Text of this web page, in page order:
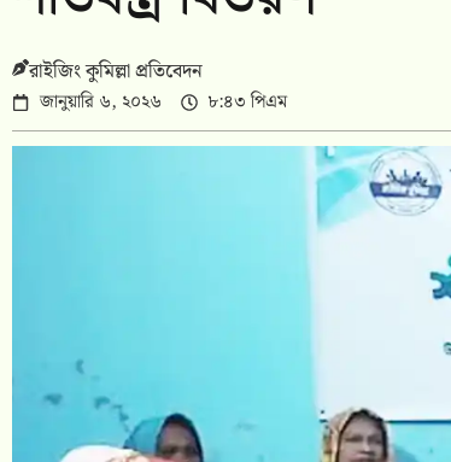
রাইজিং কুমিল্লা প্রতিবেদন
জানুয়ারি ৬, ২০২৬ ৮:৪৩ পিএম